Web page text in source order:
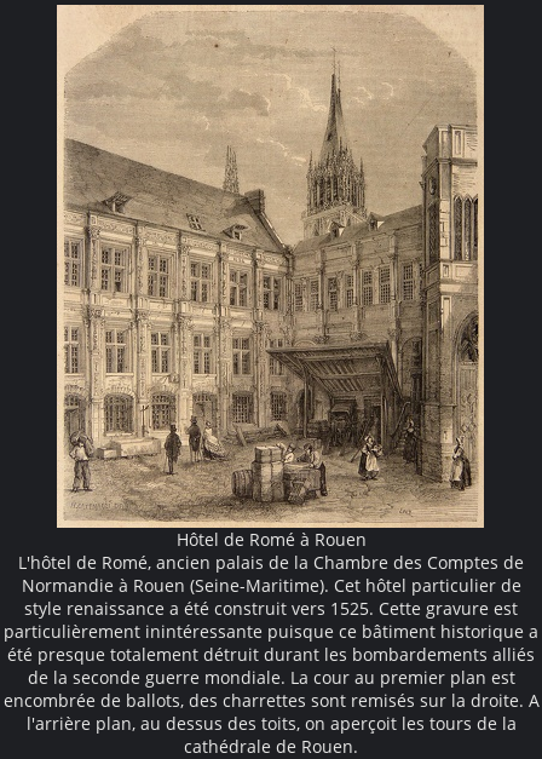
Hôtel de Romé à Rouen
L'hôtel de Romé, ancien palais de la Chambre des Comptes de
Normandie à Rouen (Seine-Maritime). Cet hôtel particulier de
style renaissance a été construit vers 1525. Cette gravure est
particulièrement inintéressante puisque ce bâtiment historique a
été presque totalement détruit durant les bombardements alliés
de la seconde guerre mondiale. La cour au premier plan est
encombrée de ballots, des charrettes sont remisés sur la droite. A
l'arrière plan, au dessus des toits, on aperçoit les tours de la
cathédrale de Rouen.